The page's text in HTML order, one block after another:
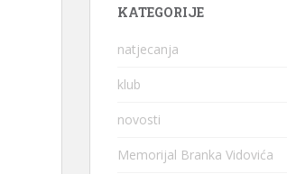
KATEGORIJE
natjecanja
klub
novosti
Memorijal Branka Vidovića